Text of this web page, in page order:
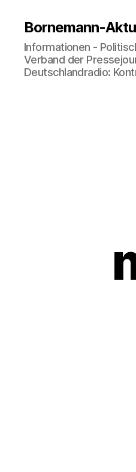
Bornemann-
Informationen -
Verband der
Deutschlandradio: